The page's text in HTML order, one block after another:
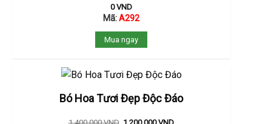
0VND
Mã:A292
Mua ngay
Bó Hoa Tươi Đẹp Độc Đáo